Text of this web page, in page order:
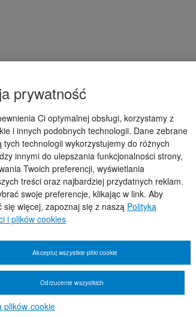
prywatność
Ci optymalnej obsługi, korzystamy z
i innych podobnych technologii. Dane zebrane
tych technologii wykorzystujemy do różnych
innymi do ulepszania funkcjonalności strony,
Twoich preferencji, wyświetlania
treści oraz najbardziej przydatnych reklam.
swoje preferencje, klikając w link. Aby
się więcej, zapoznaj się z naszą Polityką
i plików cookies
plików cookie
Odrzucenie wszystkich
Akceptuj wszystkie pliki cookie